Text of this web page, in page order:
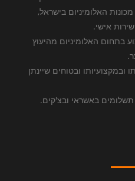
האלומיניום בישראל,
אישי.
בתחום האלומיניום מהיעוץ
ובמקצועיותו ובטוחים שיינתן
באשראי ובצ'קים.